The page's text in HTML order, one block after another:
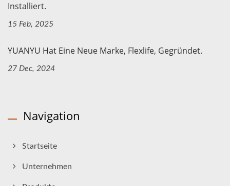
Installiert.
15 Feb, 2025
YUANYU Hat Eine Neue Marke, Flexlife, Gegründet.
27 Dec, 2024
Navigation
Startseite
Unternehmen